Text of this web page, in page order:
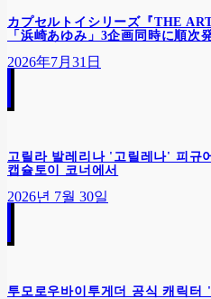
カプセルトイシリーズ『THE
「浜崎あゆみ」3企画同時に順次
2026年7月31日
고릴라 발레리나 '고릴레나' 피규
캡슐토이 코너에서
2026년 7월 30일
투모로우바이투게더 공식 캐릭터